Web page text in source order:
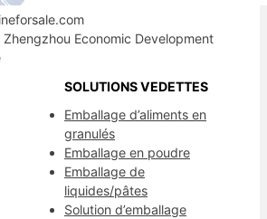
Economic Development
SOLUTIONS VEDETTES
Emballage d’aliments en
granulés
Emballage en poudre
Emballage de
liquides/pâtes
Solution d’emballage